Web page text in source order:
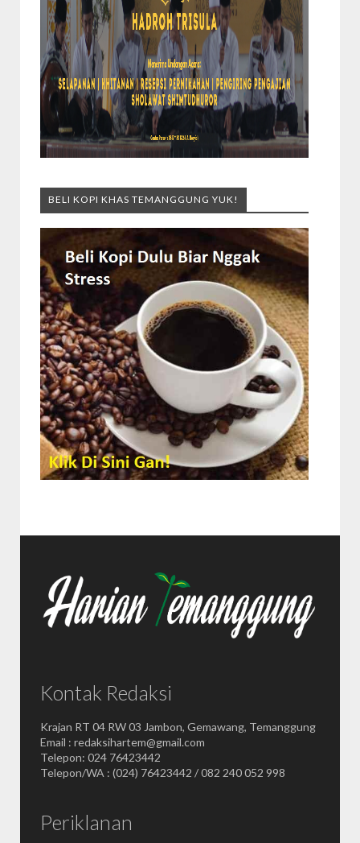
BELI KOPI KHAS TEMANGGUNG YUK!
Kontak Redaksi
Krajan RT 04 RW 03 Jambon, Gemawang, Temanggung
Email : redaksihartem@gmail.com
Telepon: 024 76423442
Telepon/WA : (024) 76423442 / 082 240 052 998
Periklanan